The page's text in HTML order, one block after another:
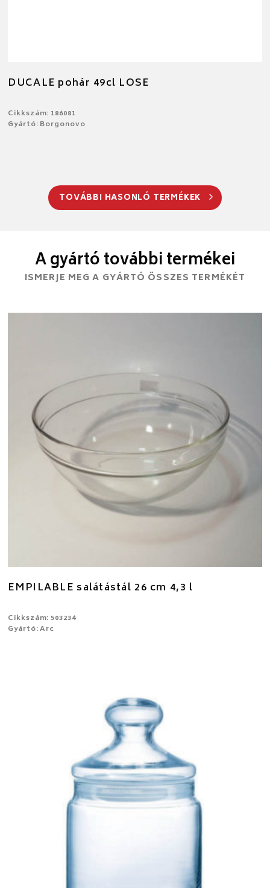
DUCALE pohár 49cl LOSE
Cikkszám: 186081
Gyártó: Borgonovo
TOVÁBBI HASONLÓ TERMÉKEK
A gyártó további termékei
ISMERJE MEG A GYÁRTÓ ÖSSZES TERMÉKÉT
EMPILABLE salátástál 26 cm 4,3 l
Cikkszám: 503234
Gyártó: Arc